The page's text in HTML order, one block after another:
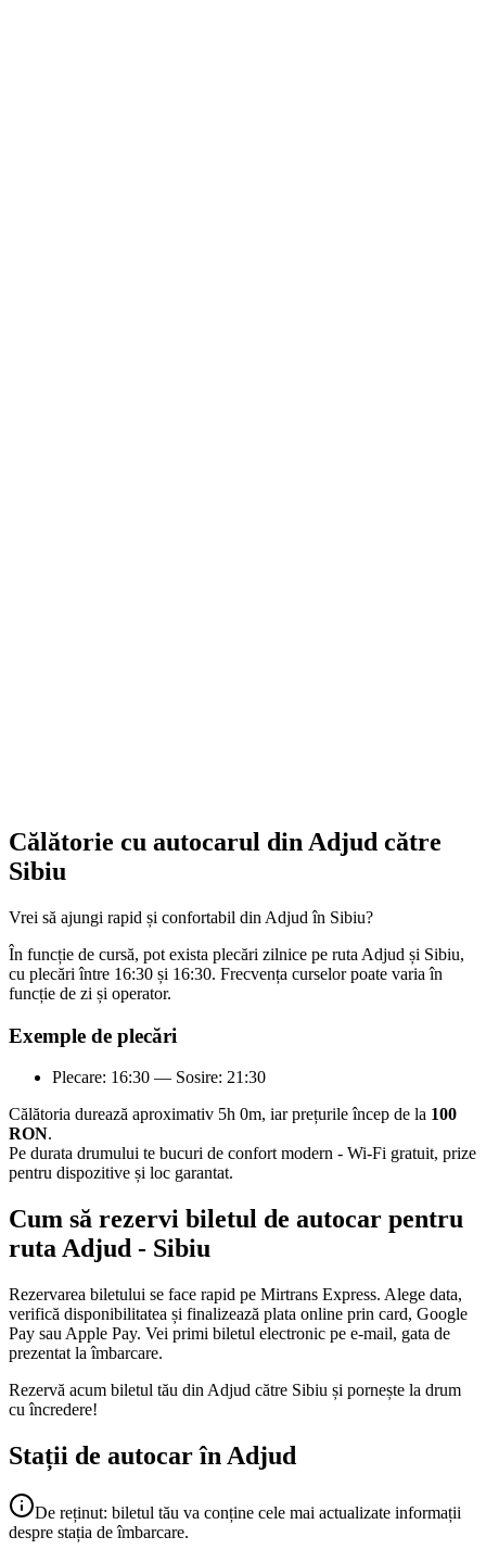
Călătorie cu autocarul din Adjud către
Sibiu
Vrei să ajungi rapid și confortabil din Adjud în Sibiu?
În funcție de cursă, pot exista plecări zilnice pe ruta Adjud și Sibiu,
cu plecări între 16:30 și 16:30. Frecvența curselor poate varia în
funcție de zi și operator.
Exemple de plecări
Plecare: 16:30 — Sosire: 21:30
Călătoria durează aproximativ 5h 0m, iar prețurile încep de la 100
RON.
Pe durata drumului te bucuri de confort modern - Wi-Fi gratuit, prize
pentru dispozitive și loc garantat.
Cum să rezervi biletul de autocar pentru
ruta Adjud - Sibiu
Rezervarea biletului se face rapid pe Mirtrans Express. Alege data,
verifică disponibilitatea și finalizează plata online prin card, Google
Pay sau Apple Pay. Vei primi biletul electronic pe e-mail, gata de
prezentat la îmbarcare.
Rezervă acum biletul tău din Adjud către Sibiu și pornește la drum
cu încredere!
Stații de autocar în Adjud
De reținut: biletul tău va conține cele mai actualizate informații
despre stația de îmbarcare.